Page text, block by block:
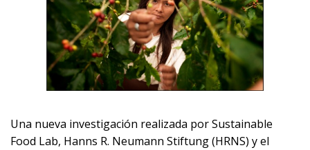
Una nueva investigación realizada por Sustainable
Food Lab, Hanns R. Neumann Stiftung (HRNS) y el